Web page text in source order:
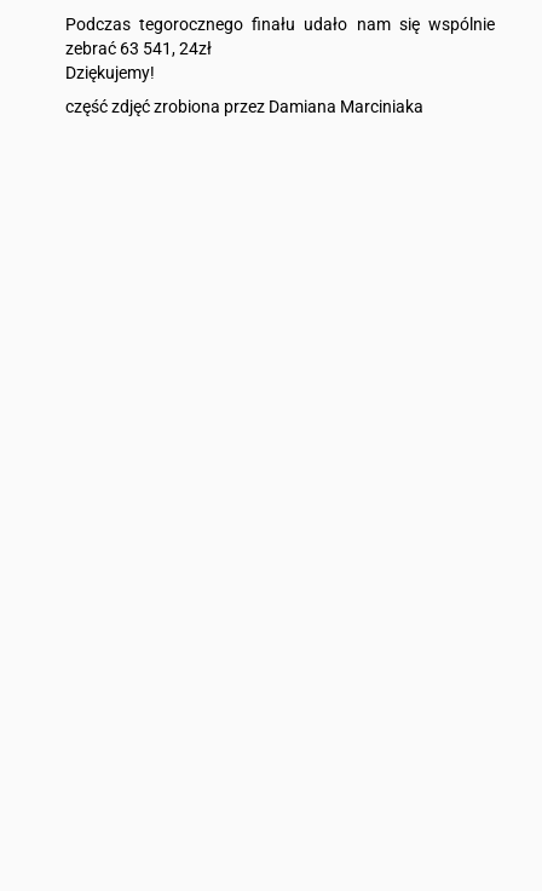
Podczas tegorocznego finału udało nam się wspólnie
zebrać 63 541, 24zł
Dziękujemy!
część zdjęć zrobiona przez Damiana Marciniaka